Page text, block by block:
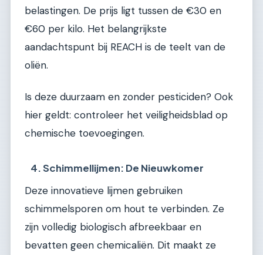
belastingen. De prijs ligt tussen de €30 en
€60 per kilo. Het belangrijkste
aandachtspunt bij REACH is de teelt van de
oliën.
Is deze duurzaam en zonder pesticiden? Ook
hier geldt: controleer het veiligheidsblad op
chemische toevoegingen.
4. Schimmellijmen: De Nieuwkomer
Deze innovatieve lijmen gebruiken
schimmelsporen om hout te verbinden. Ze
zijn volledig biologisch afbreekbaar en
bevatten geen chemicaliën. Dit maakt ze